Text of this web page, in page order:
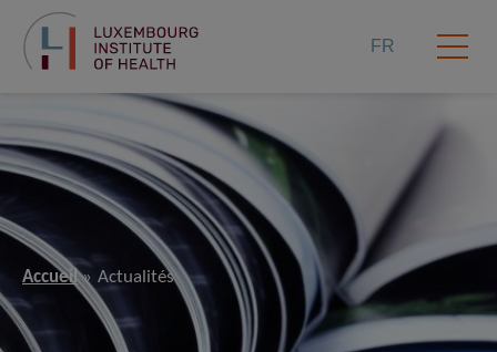
FR
Accueil Actualités